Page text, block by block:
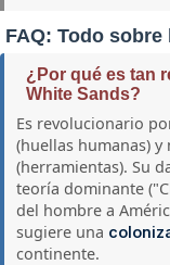
FAQ: Todo
¿Por qué es tan
White Sands?
Es revolucionario
(huellas humanas)
(herramientas). Su
teoría dominante
del hombre a
sugiere una
continente.